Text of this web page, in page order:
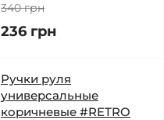
340 грн
236 грн
Ручки руля
универсальные
коричневые #RETRO